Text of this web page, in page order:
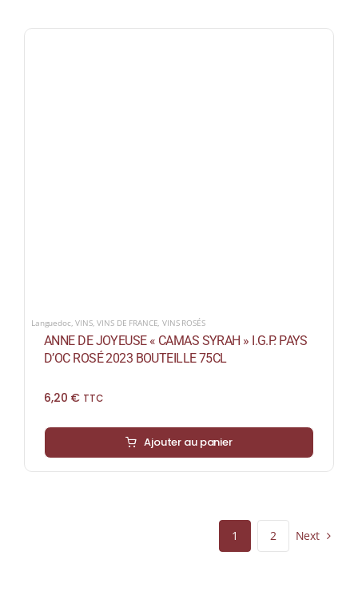
Languedoc ,VINS,VINS DE FRANCE ,VINS ROSÉS
ANNE DE JOYEUSE « CAMAS SYRAH » I.G.P. PAYS
D’OC ROSÉ 2023 BOUTEILLE 75CL
6,20 € TTC
Ajouter au panier
1 2 Next